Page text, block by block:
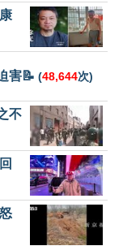
害📝 (48,644次)
不